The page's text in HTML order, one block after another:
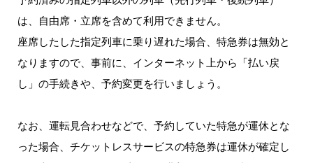
は、自由席・立席を含めて利用できません。
座席したした指定列車に乗り遅れた場合、特急券は無効と
なりますので、事前に、インターネット上から「払い戻
し」の手続きや、予約変更を行いましょう。
なお、運転見合わせなどで、予約していた特急が運休とな
った場合、チケットレスサービスの特急券は運休が確定し